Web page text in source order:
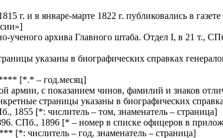
г. и в январе-марте 1822 г. публиковались в
ученого архива Главного штаба. Отдел I, в 21 т.,
указаны в биографических справках
**** [*.* – год.месяц]
армии, с показанием чинов, фамилий и знаков
страницы указаны в биографических
1855 [*: числитель – том, знаменатель – страница]
СПб., 1896 [* – номер в списке офицеров в
[*: числитель – год, знаменатель – страница]